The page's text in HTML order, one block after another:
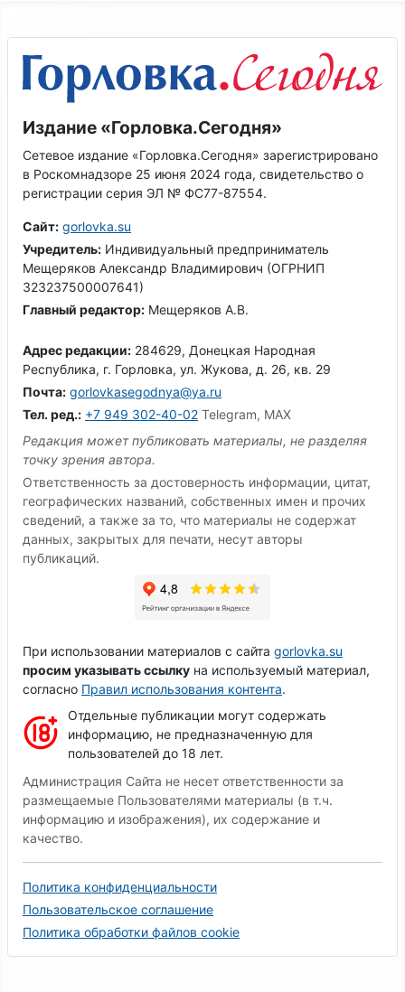
Издание «Горловка.Сегодня»
Сетевое издание «Горловка.Сегодня» зарегистрировано
в Роскомнадзоре 25 июня 2024 года, свидетельство о
регистрации серия ЭЛ № ФС77-87554.
Сайт: gorlovka.su
Учредитель: Индивидуальный предприниматель
Мещеряков Александр Владимирович (ОГРНИП
323237500007641)
Главный редактор: Мещеряков А.В.
Адрес редакции: 284629, Донецкая Народная
Республика, г. Горловка, ул. Жукова, д. 26, кв. 29
Почта: gorlovkasegodnya@ya.ru
Тел. ред.: +7 949 302-40-02 Telegram, MAX
Редакция может публиковать материалы, не разделяя
точку зрения автора.
Ответственность за достоверность информации, цитат,
географических названий, собственных имен и прочих
сведений, а также за то, что материалы не содержат
данных, закрытых для печати, несут авторы
публикаций.
При использовании материалов с сайта gorlovka.su
просим указывать ссылку на используемый материал,
согласно Правил использования контента.
Отдельные публикации могут содержать
информацию, не предназначенную для
пользователей до 18 лет.
Администрация Сайта не несет ответственности за
размещаемые Пользователями материалы (в т.ч.
информацию и изображения), их содержание и
качество.
Политика конфиденциальности
Пользовательское соглашение
Политика обработки файлов cookie